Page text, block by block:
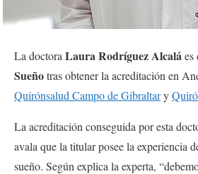
La doctora Laura Rodríguez Alcaláes
Sueñotras obtener la acreditación en
Quirónsalud Campo de Gibraltary
La acreditación conseguida por esta
avala que la titular posee la experiencia
sueño. Según explica la experta,